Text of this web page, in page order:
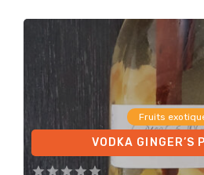
Fruits
VODKA GINGER’S